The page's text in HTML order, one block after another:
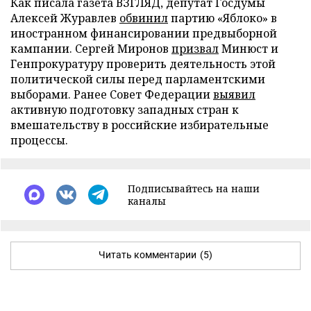
Алексей Журавлев обвинилпартию «Яблоко» в
иностранном финансировании предвыборной
кампании. Сергей Миронов призвалМинюст и
Генпрокуратуру проверить деятельность этой
политической силы перед парламентскими
выборами. Ранее Совет Федерациивыявил
активную подготовку западных стран к
вмешательству в российские избирательные
процессы.
Подписывайтесь на наши
каналы
Читать комментарии (5)